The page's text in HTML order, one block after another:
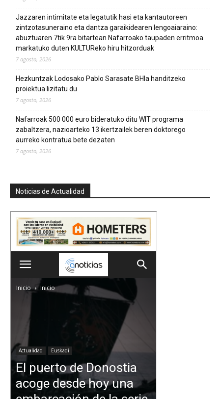
Jazzaren intimitate eta legatutik hasi eta kantautoreen
zintzotasuneraino eta dantza garaikidearen lengoaiaraino:
abuztuaren 7tik 9ra bitartean Nafarroako taupaden erritmoa
markatuko duten KULTUReko hiru hitzorduak
7 agosto, 2026
Hezkuntzak Lodosako Pablo Sarasate BHIa handitzeko
proiektua lizitatu du
7 agosto, 2026
Nafarroak 500 000 euro bideratuko ditu WIT programa
zabaltzera, nazioarteko 13 ikertzailek beren doktorego
aurreko kontratua bete dezaten
7 agosto, 2026
Noticias de Actualidad